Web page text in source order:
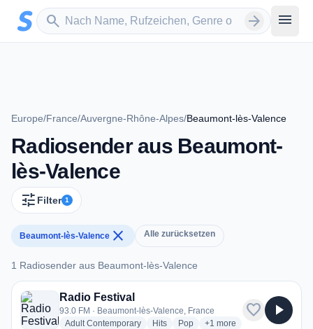
Zum Hauptinhalt springen
search
Sender suchen arrow_forward menu
Europe/France/Auvergne-Rhône-Alpes/Beaumont-lès-Valence
Radiosender aus Beaumont-
lès-Valence
tune Filter 1
Beaumont-lès-Valence close Alle zurücksetzen
1 Radiosender aus Beaumont-lès-Valence
1 Radiosender aus Beaumont-lès-Valence
Radio Festival
93.0 FM · Beaumont-lès-Valence, France
Adult Contemporaryradio stations
Hitsradio stations
Popradio stations
+1 more genres for Radio
more
favorite play_arrow